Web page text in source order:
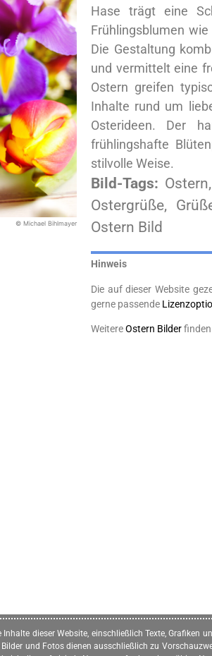
© Michael Bihlmayer
Hase trägt eine
Frühlingsblumen
Die Gestaltung
und vermittelt eine
Ostern greifen
Inhalte rund um
Osterideen. Der
frühlingshafte
stilvolle Weise.
Bild-Tags:
Ostergrüße,
Ostern Bild
Hinweis
Die auf dieser Website
gerne passende
WeitereOstern Bilderfinden
Inhalte dieser Website, einschließlich Texte, Grafiken
Bilder und Fotos dienen ausschließlich zu